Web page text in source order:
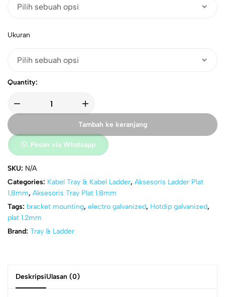
Ukuran
Quantity:
Tambah ke keranjang
Pesan via Whatsapp
SKU: N/A
Categories: Kabel Tray & Kabel Ladder, Aksesoris Ladder Plat
1.8mm, Aksesoris Tray Plat 1.8mm
Tags: bracket mounting, electro galvanized, Hotdip galvanized,
plat 1.2mm
Brand: Tray & Ladder
DeskripsiUlasan (0)